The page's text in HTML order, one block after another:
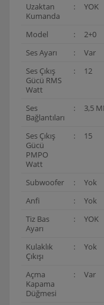
Uzaktan
Kumanda
: YOK
Model :
2+0
Ses Ayarı
:
Var
Ses Çıkış
Gücü RMS
Watt
: 12
Ses
Bağlantıları
: 3,5
Ses Çıkış
Gücü
PMPO
Watt
: 15
Subwoofer :
Yok
Anfi
:
Yok
Tiz Bas
Ayarı
: YOK
Kulaklık
Çıkışı
: Yok
Açma
Kapama
Düğmesi
: Var